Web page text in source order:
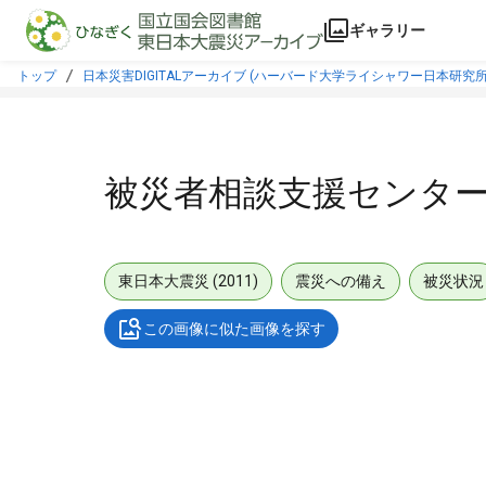
本文に飛ぶ
ギャラリー
トップ 日本災害DIGITALアーカイブ (ハーバード大学ライシャワー日本研究
被災者相談支援セン
東日本大震災 (2011) 震災への備え 被災状況
この画像に似た画像を探す